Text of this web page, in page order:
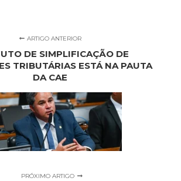
ARTIGO ANTERIOR
DE SIMPLIFICAÇÃO DE
TRIBUTÁRIAS ESTÁ NA PAUTA
DA CAE
PRÓXIMO ARTIGO